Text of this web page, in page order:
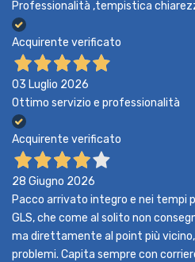
Professionalità ,tempistica
Acquirente verificato
03 Luglio 2026
Ottimo servizio e professionalità
Acquirente verificato
28 Giugno 2026
Pacco arrivato integro e nei tempi
GLS, che come al solito non
ma direttamente al point più
problemi. Capita sempre con